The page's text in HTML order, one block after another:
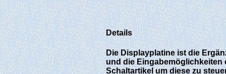
Details
Die Displayplatine ist die
und die Eingabemöglichkeiten
Schaltartikel um diese zu